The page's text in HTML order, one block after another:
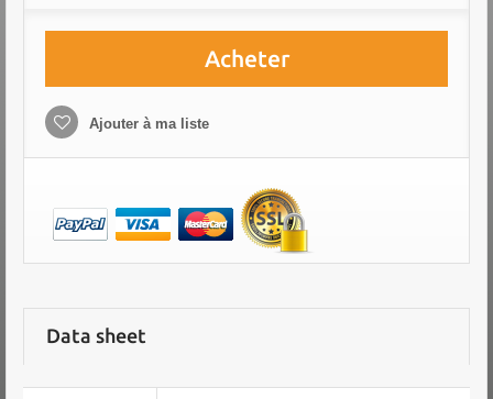
Acheter
Ajouter à ma liste
Data sheet